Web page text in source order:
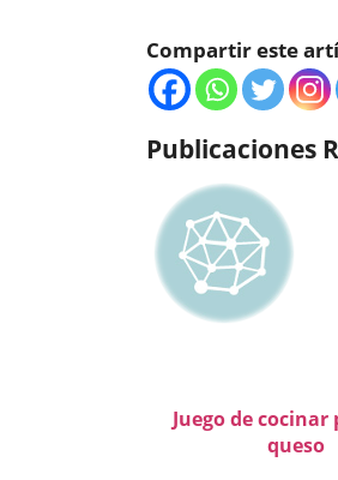
Compartir este
Publicaciones
Juego de cocinar
queso